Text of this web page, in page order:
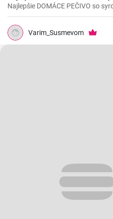
Najlepšie DOMÁCE PEČIVO so
Varim_Susmevom